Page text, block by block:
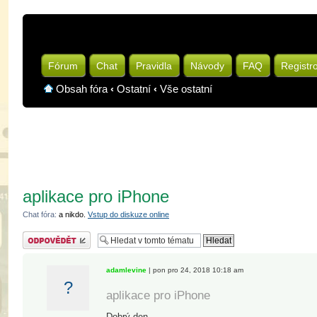
Fórum Chat Pravidla Návody FAQ
Obsah fóra ‹ Ostatní ‹ Vše ostatní
aplikace pro iPhone
Chat fóra: a nikdo. Vstup do diskuze online
Odeslat odpověď
?
adamlevine | pon pro 24, 2018 10:18 am
aplikace pro iPhone